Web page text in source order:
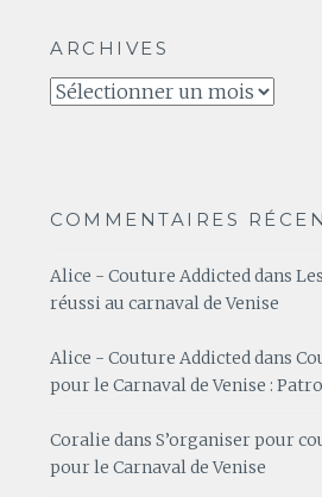
ARCHIVES
Archives
COMMENTAIRES
Alice - Couture Addicteddans
réussi au carnaval de Venise
Alice - Couture Addicteddans
pour le Carnaval de Venise :
Coralie dansS’organiser pour
pour le Carnaval de Venise